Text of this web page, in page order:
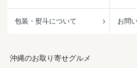
包装・熨斗について お問
沖縄のお取り寄せグルメ